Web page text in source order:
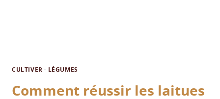
CULTIVER · LÉGUMES
Comment réussir les laitues